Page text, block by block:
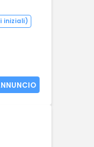
iniziali)